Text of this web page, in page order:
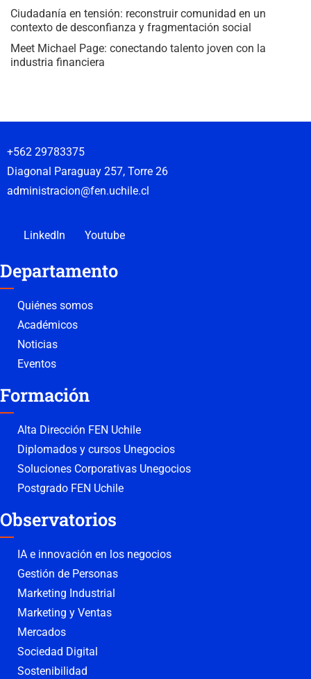
Ciudadanía en tensión: reconstruir comunidad en un
contexto de desconfianza y fragmentación social
Meet Michael Page: conectando talento joven con la
industria financiera
+562 29783375
Diagonal Paraguay 257, Torre 26
administracion@fen.uchile.cl
LinkedIn Youtube
Departamento
Quiénes somos
Académicos
Noticias
Eventos
Formación
Alta Dirección FEN Uchile
Diplomados y cursos Unegocios
Soluciones Corporativas Unegocios
Postgrado FEN Uchile
Observatorios
IA e innovación en los negocios
Gestión de Personas
Marketing Industrial
Marketing y Ventas
Mercados
Sociedad Digital
Sostenibilidad